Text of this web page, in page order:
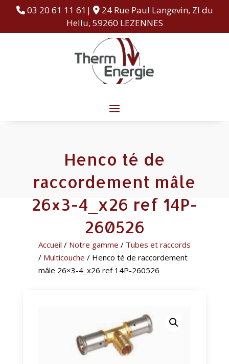
03 20 61 11 61|
24 Rue Paul Langevin, ZI du
Hellu, 59260 LEZENNES
Henco té de
raccordement mâle
26×3-4_x26 ref 14P-
260526
Accueil / Notre gamme / Tubes et raccords
/ Multicouche / Henco té de raccordement
mâle 26×3-4_x26 ref 14P-260526